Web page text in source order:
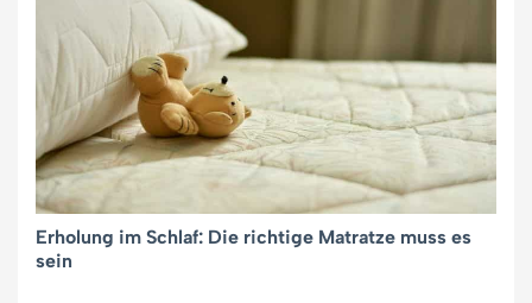
Erholung im Schlaf: Die richtige Matratze muss es
sein